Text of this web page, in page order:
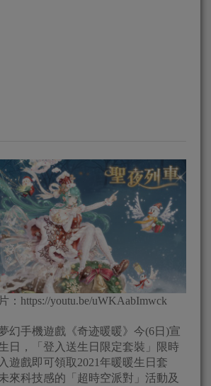
：https://youtu.be/uWKAabImwck
幻手機遊戲《奇迹暖暖》今(6日)宣
日，「登入送生日限定套裝」限時
遊戲即可領取2021年暖暖生日套
來科技感的「超時空派對」活動及